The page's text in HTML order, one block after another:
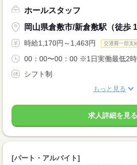
ホールスタッフ
岡山県倉敷市/新倉敷駅（徒歩
時給1,170円～1,463円 交通費一部支
00：00〜00：00 ※1日実働最低2
シフト制
もっと見る
求人詳細を見る
[パート・アルバイト]